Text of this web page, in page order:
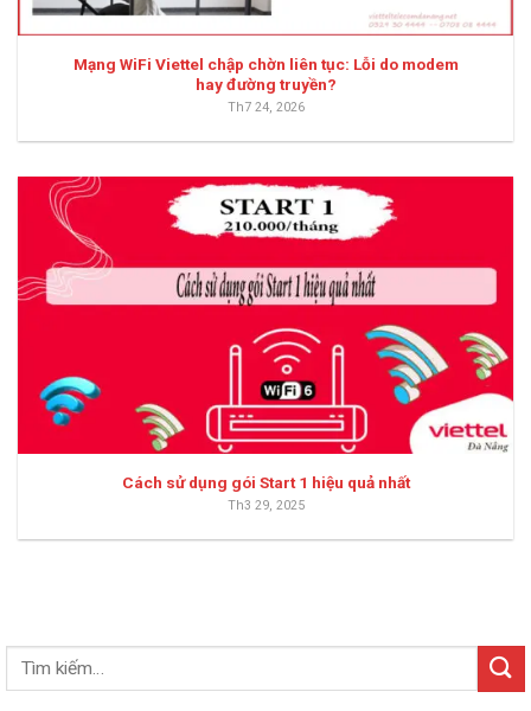
Mạng WiFi Viettel chập chờn liên tục: Lỗi do modem
hay đường truyền?
Th7 24, 2026
Cách sử dụng gói Start 1 hiệu quả nhất
Th3 29, 2025